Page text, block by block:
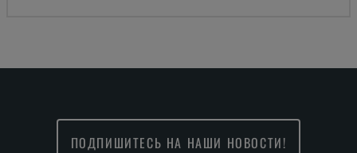
ПОДПИШИТЕСЬ НА НАШИ НОВОСТИ!